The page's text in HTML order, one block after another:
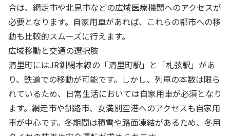
合は、網走市や北見市などの広域医療機関へのアクセスが
必要となります。自家用車があれば、これらの都市への移
動も比較的スムーズに行えます。
広域移動と交通の選択肢
清里町にはJR釧網本線の「清里町駅」と「札弦駅」があ
り、鉄道での移動が可能です。しかし、列車の本数は限ら
れているため、日常生活においては自家用車が必須となり
ます。網走市や釧路市、女満別空港へのアクセスも自家用
車が中心です。冬期間は積雪や路面凍結があるため、冬用